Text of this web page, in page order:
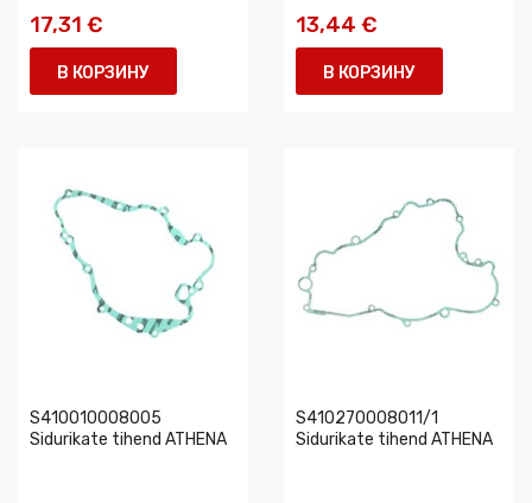
17,31 €
В КОРЗИНУ
13,44 €
В КОРЗИНУ
S410010008005
Sidurikate tihend ATHENA
S410270008011/1
Sidurikate tihend ATHENA